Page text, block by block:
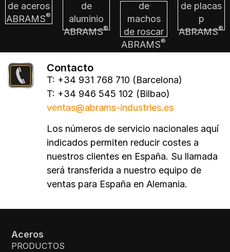
de aceros
ABRAMS®
de
aluminio
ABRAMS®
de
machos
de roscar
ABRAMS®
de placas
p
ABRAMS®
Contacto
T: +34 931 768 710 (Barcelona)
T: +34 946 545 102 (Bilbao)
ventas@abrams-industries.es
Los números de servicio nacionales aquí
indicados permiten reducir costes a
nuestros clientes en España. Su llamada
será transferida a nuestro equipo de
ventas para España en Alemania.
Aceros
PRODUCTOS